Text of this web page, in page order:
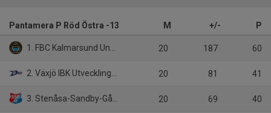
Pantamera P Röd Östra -13 M +/- P
1. FBC Kalmarsund Ungdom P13/1 20 187 60
2. Växjö IBK Utveckling P13 Vit 20 81 41
3. Stenåsa-Sandby-Gårdby IF P13 20 69 40